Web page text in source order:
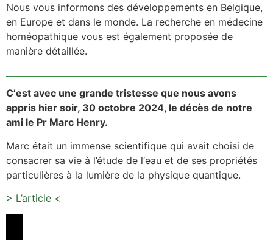
Nous vous informons des développements en Belgique,
en Europe et dans le monde. La recherche en médecine
homéopathique vous est également proposée de
manière détaillée.
C’est avec une grande tristesse que nous avons
appris hier soir, 30 octobre 2024, le décès de notre
ami le Pr Marc Henry.
Marc était un immense scientifique qui avait choisi de
consacrer sa vie à l’étude de l’eau et de ses propriétés
particulières à la lumière de la physique quantique.
> L’article <